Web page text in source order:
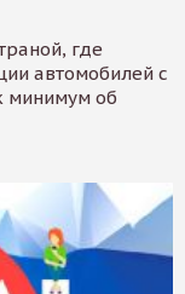
где
автомобилей с
минимум об